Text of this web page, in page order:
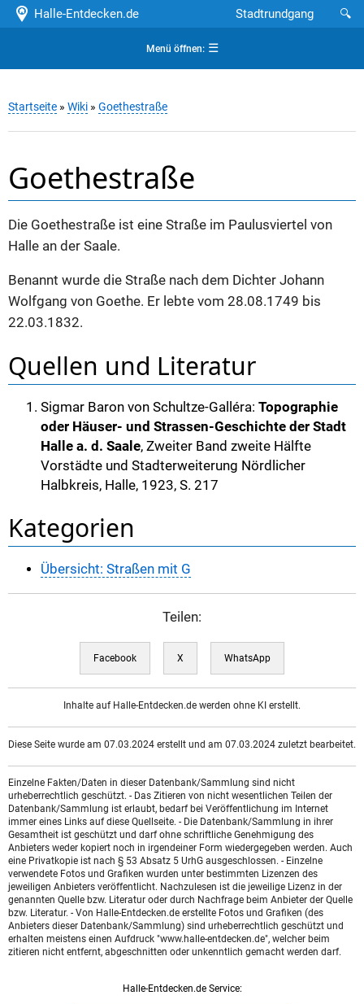
Halle-Entdecken.de 🔍
Stadtrundgang
Menü öffnen:☰
Startseite » Wiki » Goethestraße
Goethestraße
Die Goethestraße ist eine Straße im Paulusviertel von
Halle an der Saale.
Benannt wurde die Straße nach dem Dichter Johann
Wolfgang von Goethe. Er lebte vom 28.08.1749 bis
22.03.1832.
Quellen und Literatur
Sigmar Baron von Schultze-Galléra: Topographie
oder Häuser- und Strassen-Geschichte der Stadt
Halle a. d. Saale, Zweiter Band zweite Hälfte
Vorstädte und Stadterweiterung Nördlicher
Halbkreis, Halle, 1923, S. 217
Kategorien
Übersicht: Straßen mit G
Teilen:
Facebook X WhatsApp
Inhalte auf Halle-Entdecken.de werden ohne KI erstellt.
Diese Seite wurde am 07.03.2024 erstellt und am 07.03.2024 zuletzt bearbeitet.
Einzelne Fakten/Daten in dieser Datenbank/Sammlung sind nicht
urheberrechtlich geschützt. - Das Zitieren von nicht wesentlichen Teilen der
Datenbank/Sammlung ist erlaubt, bedarf bei Veröffentlichung im Internet
immer eines Links auf diese Quellseite. - Die Datenbank/Sammlung in ihrer
Gesamtheit ist geschützt und darf ohne schriftliche Genehmigung des
Anbieters weder kopiert noch in irgendeiner Form wiedergegeben werden. Auch
eine Privatkopie ist nach § 53 Absatz 5 UrhG ausgeschlossen. - Einzelne
verwendete Fotos und Grafiken wurden unter bestimmten Lizenzen des
jeweiligen Anbieters veröffentlicht. Nachzulesen ist die jeweilige Lizenz in der
genannten Quelle bzw. Literatur oder durch Nachfrage beim Anbieter der Quelle
bzw. Literatur. - Von Halle-Entdecken.de erstellte Fotos und Grafiken (des
Anbieters dieser Datenbank/Sammlung) sind urheberrechtlich geschützt und
erhalten meistens einen Aufdruck "www.halle-entdecken.de", welcher beim
zitieren nicht entfernt, abgeschnitten oder unkenntlich gemacht werden darf.
Halle-Entdecken.de Service: